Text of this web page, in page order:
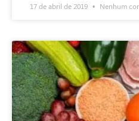
17 de abril de 2019 Nenhum